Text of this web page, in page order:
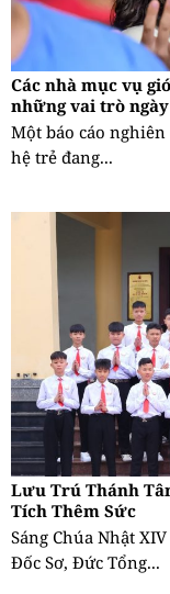
Các nhà mục vụ
những vai trò
Một báo cáo
hệ trẻ đang...
Lưu Trú Thánh
Tích Thêm Sức
Sáng Chúa Nhật
Đốc Sơ, Đức Tổng...